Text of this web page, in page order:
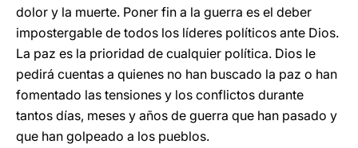
dolor y la muerte. Poner fin a la guerra es el deber
impostergable de todos los líderes políticos ante Dios.
La paz es la prioridad de cualquier política. Dios le
pedirá cuentas a quienes no han buscado la paz o han
fomentado las tensiones y los conflictos durante
tantos días, meses y años de guerra que han pasado y
que han golpeado a los pueblos.